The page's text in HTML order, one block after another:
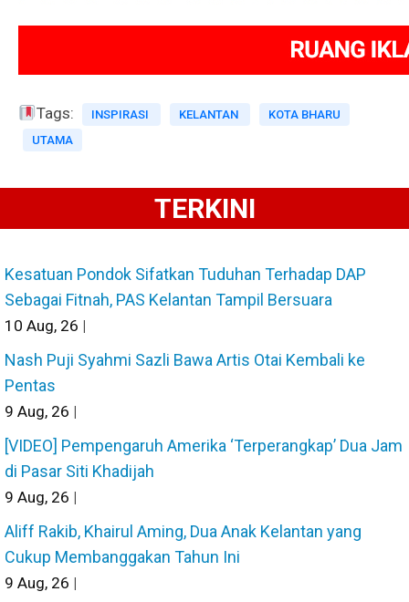
Tags: INSPIRASI KELANTAN
KOTA BHARU
UTAMA
TERKINI
Kesatuan Pondok Sifatkan Tuduhan Terhadap DAP
Sebagai Fitnah, PAS Kelantan Tampil Bersuara
10 Aug, 26 |
Nash Puji Syahmi Sazli Bawa Artis Otai Kembali ke
Pentas
9 Aug, 26 |
[VIDEO] Pempengaruh Amerika ‘Terperangkap’ Dua Jam
di Pasar Siti Khadijah
9 Aug, 26 |
Aliff Rakib, Khairul Aming, Dua Anak Kelantan yang
Cukup Membanggakan Tahun Ini
9 Aug, 26 |